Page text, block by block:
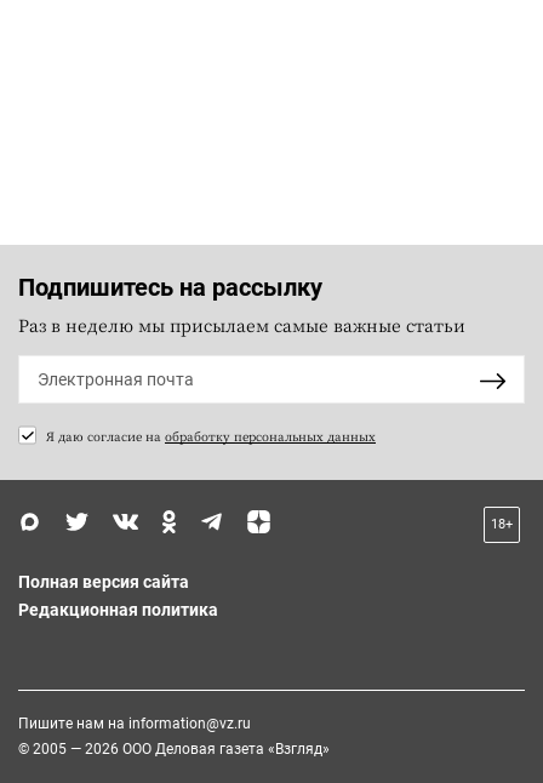
Подпишитесь на рассылку
Раз в неделю мы присылаем самые важные статьи
Я даю согласие на обработку персональных данных
18+
Полная версия сайта
Редакционная политика
Пишите нам на information@vz.ru
© 2005 — 2026 ООО Деловая газета «Взгляд»